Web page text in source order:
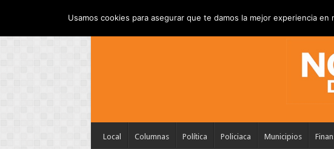
Local Columnas Política Policiaca Municipios
Usamos cookies para asegurar que te damos la mejor experiencia